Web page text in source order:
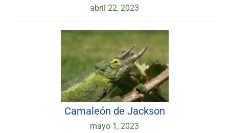
abril 22, 2023
Camaleón de Jackson
mayo 1, 2023